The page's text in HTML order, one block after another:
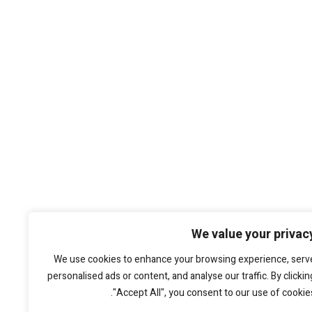
We value your
We use cookies to enhance your browsing experience,
personalised ads or content, and analyse our traffic. By
"Accept All", you consent to our use of